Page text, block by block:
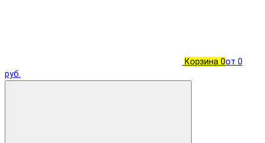
Корзина 0от 0
руб.